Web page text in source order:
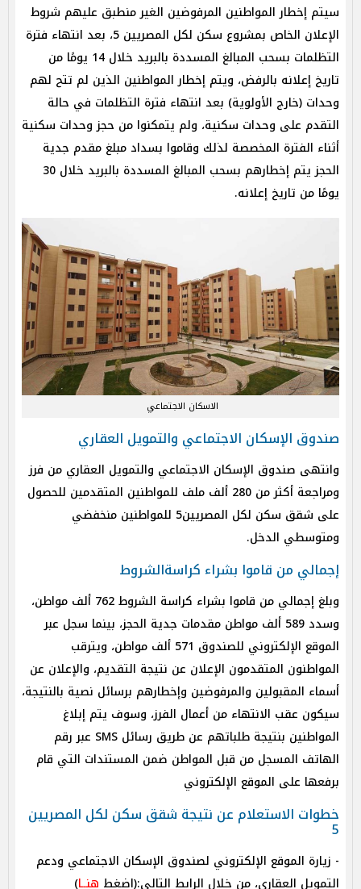
سيتم إخطار المواطنين المرفوضين الغير منطبق عليهم شروط
الإعلان الخاص بمشروع سكن لكل المصريين 5، بعد انتهاء فترة
التظلمات بسحب المبالغ المسددة بالبريد خلال 14 يومًا من
تاريخ إعلانه بالرفض، ويتم إخطار المواطنين الذين لم تتح لهم
وحدات (خارج الأولوية) بعد انتهاء فترة التظلمات في حالة
التقدم على وحدات سكنية، ولم يتمكنوا من حجز وحدات سكنية
أثناء الفترة المخصصة لذلك وقاموا بسداد مبلغ مقدم جدية
الحجز يتم إخطارهم بسحب المبالغ المسددة بالبريد خلال 30
يومًا من تاريخ إعلانه.
الاسكان الاجتماعي
صندوق الإسكان الاجتماعي والتمويل العقاري
وانتهى صندوق الإسكان الاجتماعي والتمويل العقاري من فرز
ومراجعة أكثر من 280 ألف ملف للمواطنين المتقدمين للحصول
على شقق سكن لكل المصريين5 للمواطنين منخفضي
ومتوسطي الدخل.
إجمالي من قاموا بشراء كراسةالشروط
وبلغ إجمالي من قاموا بشراء كراسة الشروط 762 ألف مواطن،
وسدد 589 ألف مواطن مقدمات جدية الحجز، بينما سجل عبر
الموقع الإلكتروني للصندوق 571 ألف مواطن، ويترقب
المواطنون المتقدمون الإعلان عن نتيجة التقديم، والإعلان عن
أسماء المقبولين والمرفوضين وإخطارهم برسائل نصية بالنتيجة،
سيكون عقب الانتهاء من أعمال الفرز، وسوف يتم إبلاغ
المواطنين بنتيجة طلباتهم عن طريق رسائل SMS عبر رقم
الهاتف المسجل من قبل المواطن ضمن المستندات التي قام
برفعها على الموقع الإلكتروني
خطوات الاستعلام عن نتيجة شقق سكن لكل المصريين
5
- زيارة الموقع الإلكتروني لصندوق الإسكان الاجتماعي ودعم
التمويل العقاري، من خلال الرابط التالي:(اضغط هنــا)